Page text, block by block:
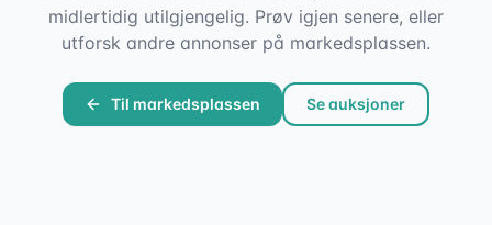
midlertidig utilgjengelig. Prøv igjen senere, eller
utforsk andre annonser på markedsplassen.
Til markedsplassen Se auksjoner